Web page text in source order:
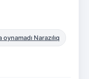
Narazılıq